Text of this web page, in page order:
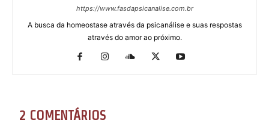
https://www.fasdapsicanalise.com.br
A busca da homeostase através da psicanálise e suas respostas
através do amor ao próximo.
2 COMENTÁRIOS